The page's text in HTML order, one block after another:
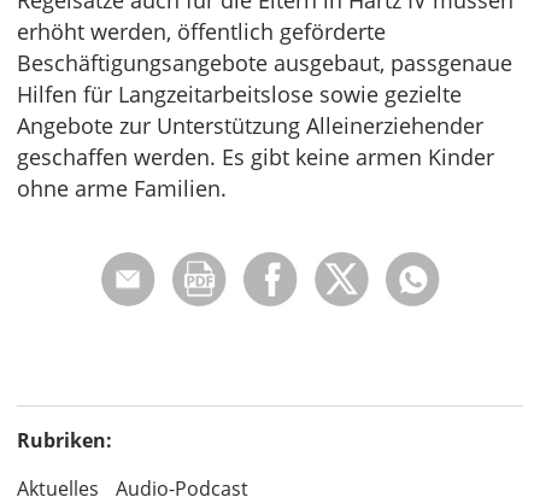
erhöht werden, öffentlich geförderte
Beschäftigungsangebote ausgebaut, passgenaue
Hilfen für Langzeitarbeitslose sowie gezielte
Angebote zur Unterstützung Alleinerziehender
geschaffen werden. Es gibt keine armen Kinder
ohne arme Familien.
Rubriken:
Aktuelles
Audio-Podcast